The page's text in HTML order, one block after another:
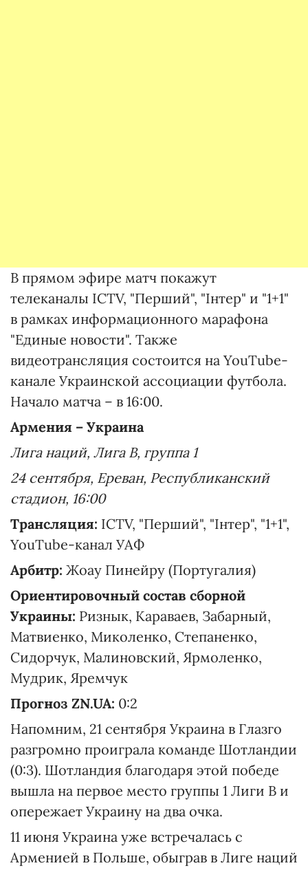
В прямом эфире матч покажут
телеканалы ICTV, "Перший", "Інтер" и "1+1"
в рамках информационного марафона
"Единые новости". Также
видеотрансляция состоится на YouTube-
канале Украинской ассоциации футбола.
Начало матча – в 16:00.
Армения – Украина
Лига наций, Лига B, группа 1
24 сентября, Ереван, Республиканский
стадион, 16:00
Трансляция: ICTV, "Перший", "Інтер", "1+1",
YouTube-канал УАФ
Арбитр: Жоау Пинейру (Португалия)
Ориентировочный состав сборной
Украины: Ризнык, Караваев, Забарный,
Матвиенко, Миколенко, Степаненко,
Сидорчук, Малиновский, Ярмоленко,
Мудрик, Яремчук
Прогноз ZN.UA: 0:2
Напомним, 21 сентября Украина в Глазго
разгромно проиграла команде Шотландии
(0:3). Шотландия благодаря этой победе
вышла на первое место группы 1 Лиги B и
опережает Украину на два очка.
11 июня Украина уже встречалась с
Арменией в Польше, обыграв в Лиге наций